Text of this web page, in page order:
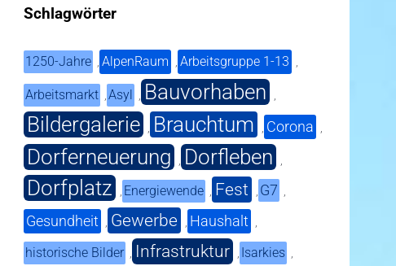
Schlagwörter
1250-Jahre , AlpenRaum , Arbeitsgruppe 1-13 ,
Arbeitsmarkt ,Asyl , Bauvorhaben ,
Bildergalerie , Brauchtum , Corona ,
Dorferneuerung , Dorfleben ,
Dorfplatz , Energiewende , Fest , G7 ,
Gesundheit , Gewerbe , Haushalt ,
historische Bilder , Infrastruktur , Isarkies ,